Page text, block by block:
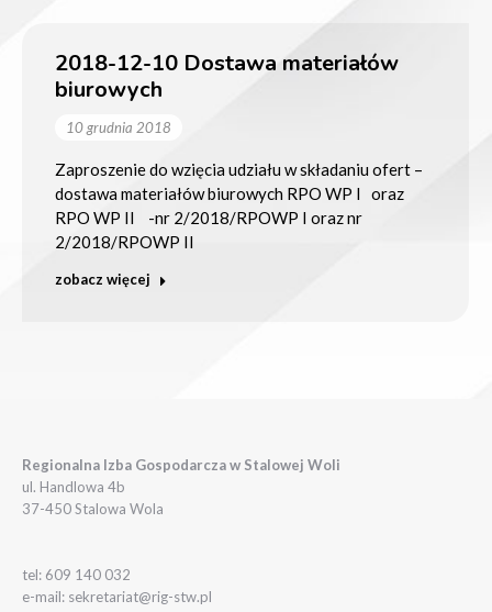
2018-12-10 Dostawa materiałów
biurowych
10 grudnia 2018
Zaproszenie do wzięcia udziału w składaniu ofert –
dostawa materiałów biurowych RPO WP I oraz
RPO WP II -nr 2/2018/RPOWP I oraz nr
2/2018/RPOWP II
zobacz więcej
Regionalna Izba Gospodarcza w Stalowej Woli
ul. Handlowa 4b
37-450 Stalowa Wola
tel: 609 140 032
e-mail: sekretariat@rig-stw.pl